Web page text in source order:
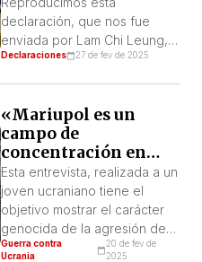
Ucrania a la presión rusa, son
una prueba inequívoca de […]
declaración, que nos fue
enviada por Lam Chi Leung,
miembro de la plataforma anti
un grupo de ciudadanos de
Hong Kong que nos
movilizamos para oponernos
a la guerra. Hoy tomamos una
posición para salvaguardar la
soberanía ucraniana y
rechazar el oportunismo […]
Declaraciones 27 de fev de 2025
«Mariupol es un
campo de
concentración en
forma de ciudad»
Esta entrevista, realizada a un
joven ucraniano tiene el
objetivo mostrar el carácter
genocida de la agresión de
Putin en Ucrania, a través del
Guerra contra
Ucrania
20 de fev de
2025